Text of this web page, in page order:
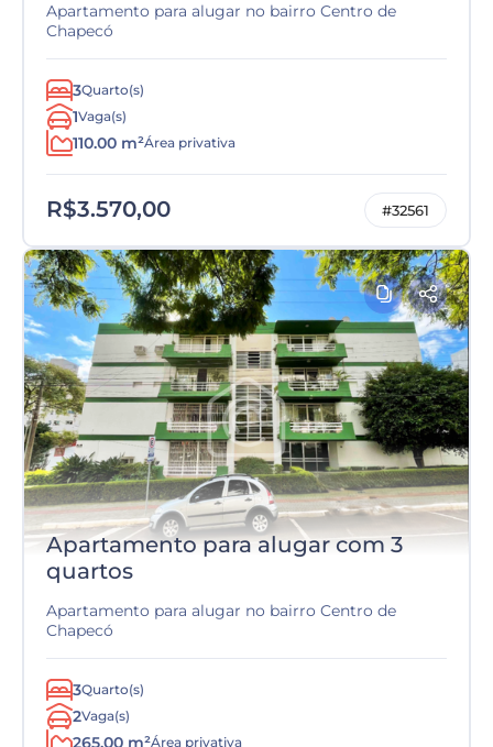
Apartamento para alugar no bairro Centro de
Chapecó
3Quarto(s)
1Vaga(s)
110.00 m²Área privativa
R$3.570,00 #32561
Apartamento para alugar com 3
quartos
Apartamento para alugar no bairro Centro de
Chapecó
3Quarto(s)
2Vaga(s)
265.00 m²Área privativa